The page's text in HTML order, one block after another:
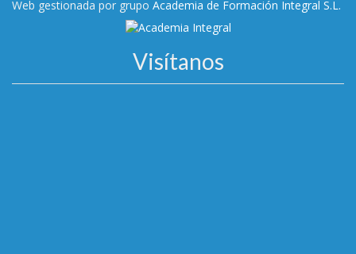
Web gestionada por grupo Academia de Formación Integral S.L.
Visítanos